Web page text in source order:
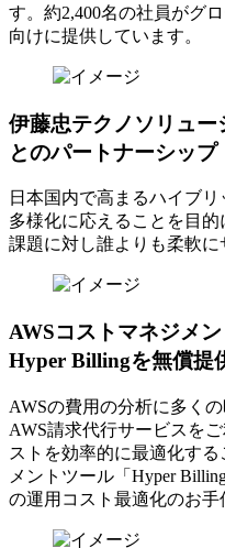
す。約2,400名の社員がグ
向けに提供しています。
伊藤忠テクノソリュ
とのパートナーシップ
日本国内で高まるハイブリ
多様化に応えることを目
課題に対し誰よりも柔軟に
AWSコストマネジメ
Hyper Billingを無償提
AWSの費⽤の分析に多く
AWS請求代⾏サービスを
ストを効率的に最適化す
メントツール「Hyper
の運⽤コスト最適化のお⼿